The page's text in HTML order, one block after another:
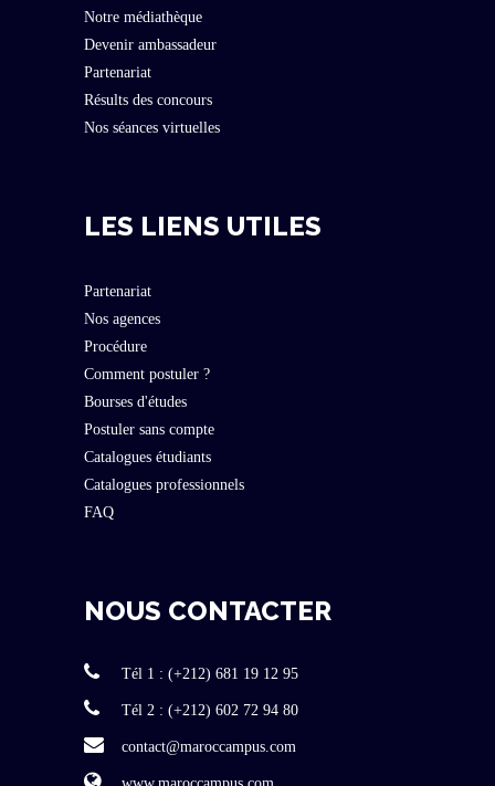
Notre médiathèque
Devenir ambassadeur
Partenariat
Résults des concours
Nos séances virtuelles
LES LIENS UTILES
Partenariat
Nos agences
Procédure
Comment postuler ?
Bourses d'études
Postuler sans compte
Catalogues étudiants
Catalogues professionnels
FAQ
NOUS CONTACTER
Tél 1 : (+212) 681 19 12 95
Tél 2 : (+212) 602 72 94 80
contact@maroccampus.com